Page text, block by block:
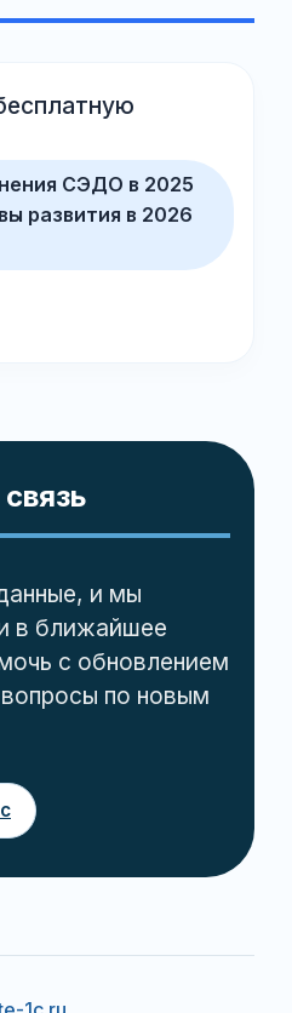
СЭДО в 2025
развития в 2026
и мы
в ближайшее
с обновлением
по новым